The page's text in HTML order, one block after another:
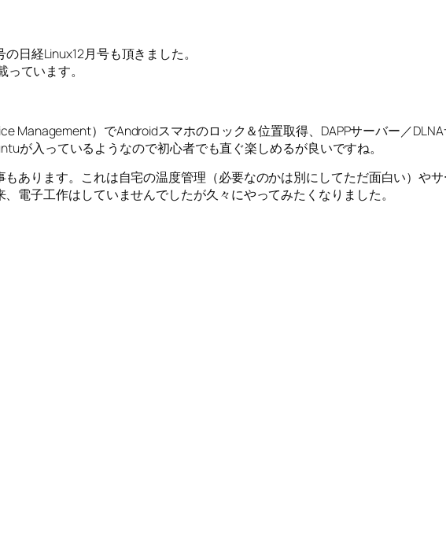
日経Linux12月号も頂きました。
ています。
Management）でAndroidスマホのロック＆位置取得、DAPPサーバー／
が入っているようなので初心者でも直ぐ楽しめるが良いですね。
あります。これは自宅の温度管理（必要なのかは別にしてただ面白い）や
電子工作はしていませんでしたが久々にやってみたくなりました。